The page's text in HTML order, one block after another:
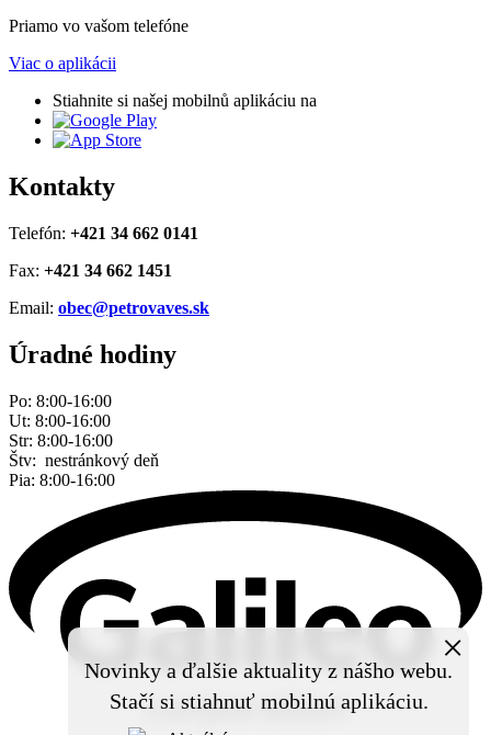
Novinky a ďalšie aktuality z nášho webu.
Stačí si stiahnuť mobilnú aplikáciu.
×
Priamo vo vašom telefóne
Viac o aplikácii
Stiahnite si našej mobilnů aplikáciu na
Kontakty
Telefón: +421 34 662 0141
Fax: +421 34 662 1451
Email: obec@petrovaves.sk
Úradné hodiny
Po: 8:00-16:00
Ut: 8:00-16:00
Str: 8:00-16:00
Štv: nestránkový deň
Pia: 8:00-16:00